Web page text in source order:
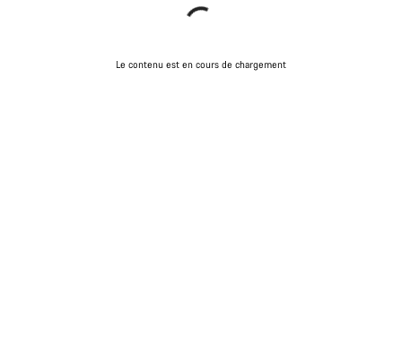
Le contenu est en cours de chargement